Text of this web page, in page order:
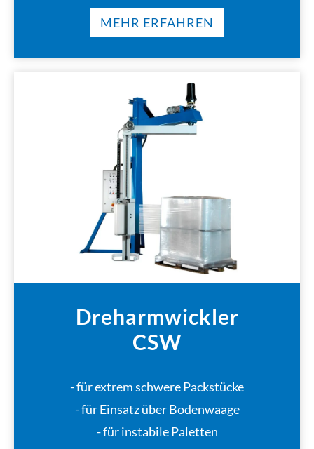
MEHR ERFAHREN
Dreharmwickler
CSW
- für extrem schwere Packstücke
- für Einsatz über Bodenwaage
- für instabile Paletten